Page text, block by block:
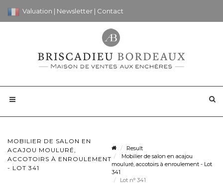
Valuation | Newsletter | Contact
MOBILIER DE SALON EN
ACAJOU MOULURÉ,
ACCOTOIRS À ENROULEMENT
- LOT 341
Result
Mobilier de salon en acajou
mouluré, accotoirs à enroulement - Lot
341
Lot n° 341